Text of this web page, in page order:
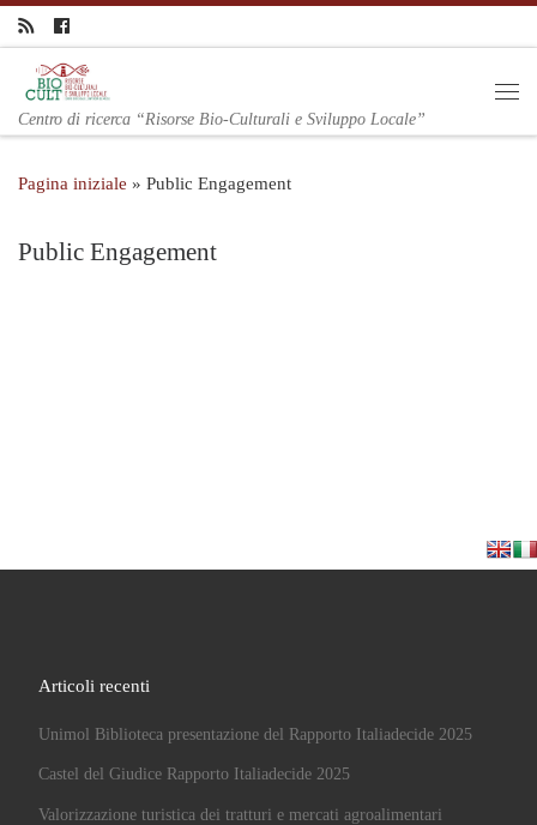
Centro di ricerca “Risorse Bio-Culturali e Sviluppo Locale”
Pagina iniziale » Public Engagement
Public Engagement
Articoli recenti
Unimol Biblioteca presentazione del Rapporto Italiadecide 2025
Castel del Giudice Rapporto Italiadecide 2025
Valorizzazione turistica dei tratturi e mercati agroalimentari